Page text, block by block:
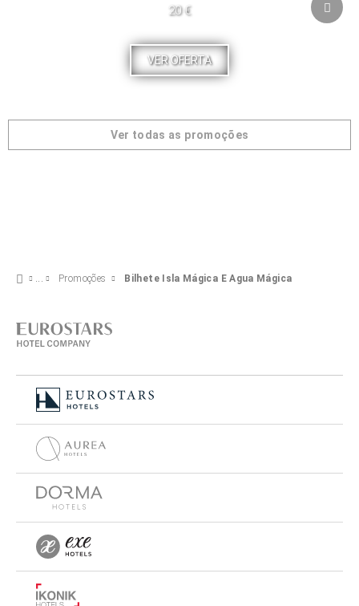
20 €
VER OFERTA
Ver todas as promoções
Promoções Bilhete Isla Mágica E Agua Mágica